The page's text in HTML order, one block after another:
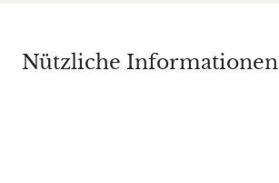
Nützliche Informationen